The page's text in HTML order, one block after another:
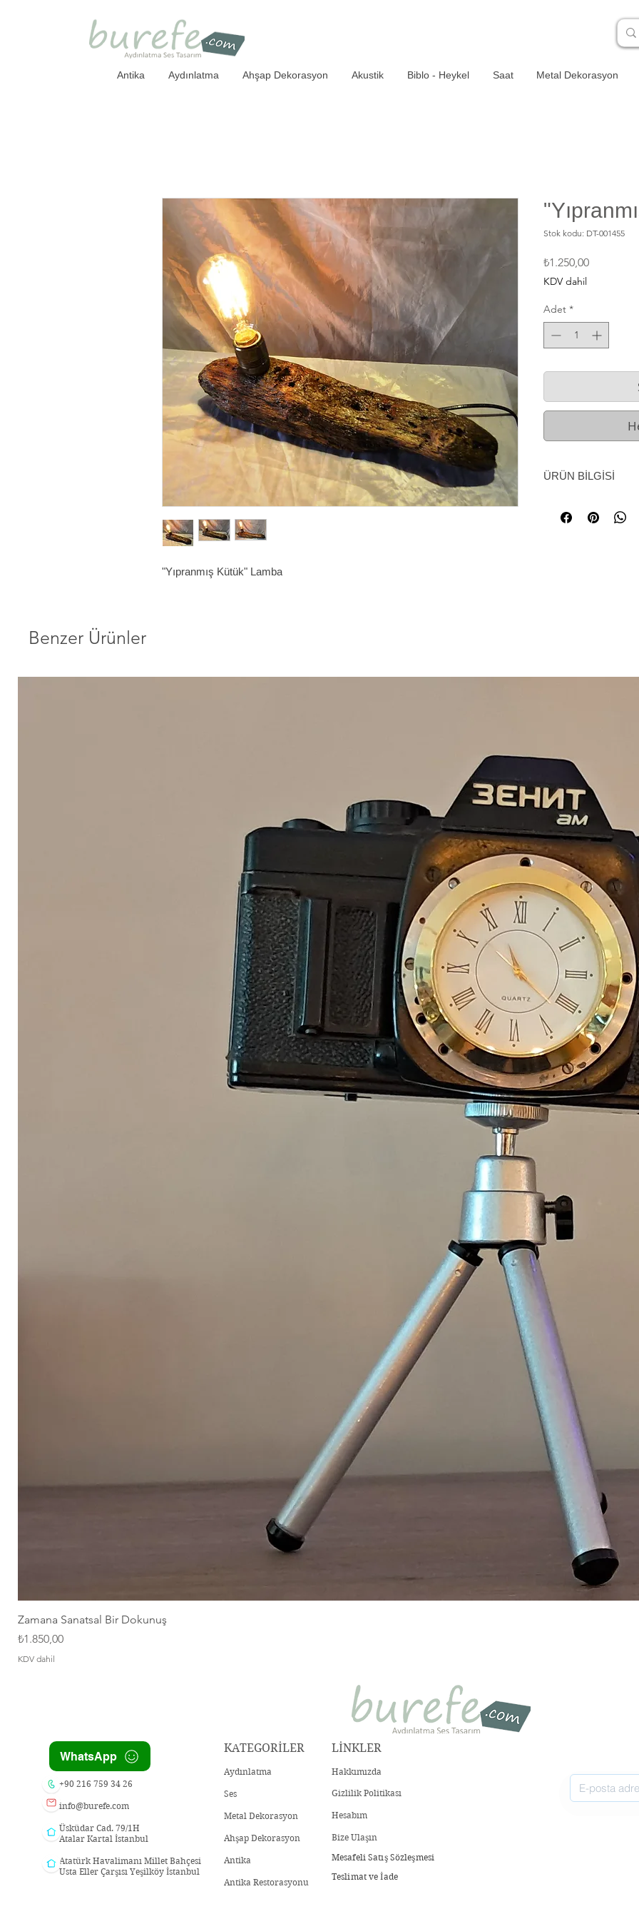
Antika Aydınlatma Ahşap Dekorasyon Akustik Biblo - Heykel Saat Metal Dekorasyon
"Yıpranmış Kütük" Lamba
Stok kodu: DT-001455
₺1.250,00Fiyat
KDV dahil
Adet *
ÜRÜN BİLGİSİ
Doğanın ve yılların
mükemmeldir.
Ürün el yapımı
barındırmaktadır,
sahiptir.
Ürünlerimizde en
bazı fonksiyonlar
Ürünlerin
çekilse de gerçek
ekran kartlarından
Benzer Ürünler
Zamana Sanatsal Bir Dokunuş
Fiyat
₺1.850,00
KDV dahil
WhatsApp
+90 216 759 34 26
info@burefe.com
Üsküdar Cad. 79/1H
Atalar Kartal İstanbul
Atatürk Havalimanı Millet Bahçesi
Usta Eller Çarşısı Yeşilköy İstanbul
KATEGORİLER
Aydınlatma
Ses
Metal Dekorasyon
Ahşap Dekorasyon
Antika
Antika Restorasyonu
LİNKLER
Hakkımızda
Gizlilik Politikası
Hesabım
Bize Ulaşın
Mesafeli Satış Sözleşmesi
Teslimat ve İade